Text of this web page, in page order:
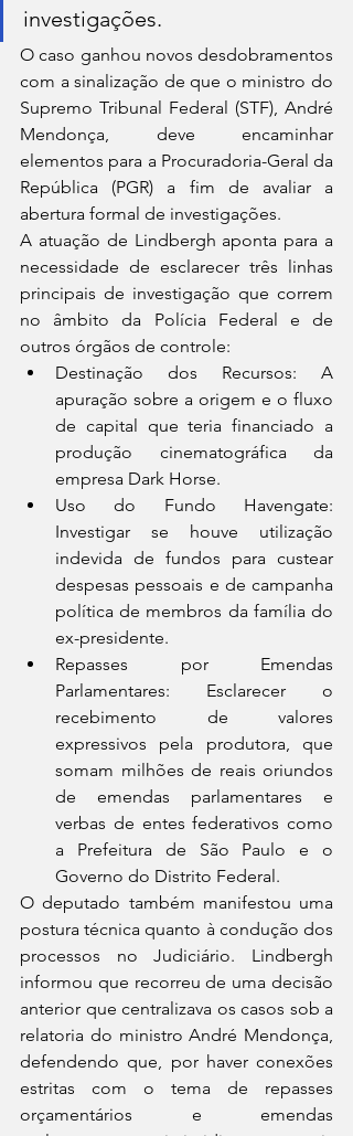
investigações.
O caso ganhou novos desdobramentos
com a sinalização de que o ministro do
Supremo Tribunal Federal (STF), André
Mendonça, deve encaminhar
elementos para a Procuradoria-Geral da
República (PGR) a fim de avaliar a
abertura formal de investigações.
A atuação de Lindbergh aponta para a
necessidade de esclarecer três linhas
principais de investigação que correm
no âmbito da Polícia Federal e de
outros órgãos de controle:
Destinação dos Recursos: A
apuração sobre a origem e o fluxo
de capital que teria financiado a
produção cinematográfica da
empresa Dark Horse.
Uso do Fundo Havengate:
Investigar se houve utilização
indevida de fundos para custear
despesas pessoais e de campanha
política de membros da família do
ex-presidente.
Repasses por Emendas
Parlamentares: Esclarecer o
recebimento de valores
expressivos pela produtora, que
somam milhões de reais oriundos
de emendas parlamentares e
verbas de entes federativos como
a Prefeitura de São Paulo e o
Governo do Distrito Federal.
O deputado também manifestou uma
postura técnica quanto à condução dos
processos no Judiciário. Lindbergh
informou que recorreu de uma decisão
anterior que centralizava os casos sob a
relatoria do ministro André Mendonça,
defendendo que, por haver conexões
estritas com o tema de repasses
orçamentários e emendas